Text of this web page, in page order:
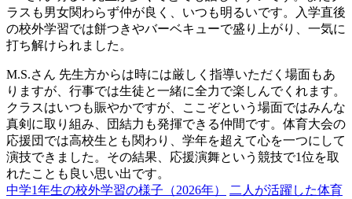
ラスも男女関わらず仲が良く、いつも明るいです。入学直後
の校外学習では餅つきやバーベキューで盛り上がり、一気に
打ち解けられました。
M.S.さん 先生方からは時には厳しく指導いただく場面もあ
りますが、行事では生徒と一緒に全力で楽しんでくれます。
クラスはいつも賑やかですが、ここぞという場面ではみんな
真剣に取り組み、団結力も発揮できる仲間です。体育大会の
応援団では高校生とも関わり、学年を超えて心を一つにして
演技できました。その結果、応援演舞という競技で1位を取
れたことも良い思い出です。
中学1年生の校外学習の様子（2026年）
二人が活躍した体育